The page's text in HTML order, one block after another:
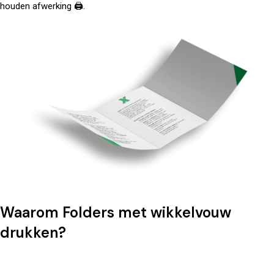
houden afwerking 🖨️.
Waarom Folders met wikkelvouw
drukken?